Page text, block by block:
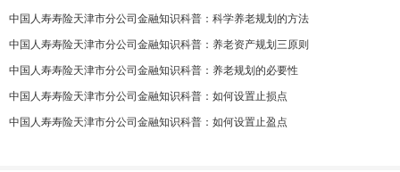
中国人寿寿险天津市分公司金融知识科普：科学养老规划的方法
中国人寿寿险天津市分公司金融知识科普：养老资产规划三原则
中国人寿寿险天津市分公司金融知识科普：养老规划的必要性
中国人寿寿险天津市分公司金融知识科普：如何设置止损点
中国人寿寿险天津市分公司金融知识科普：如何设置止盈点